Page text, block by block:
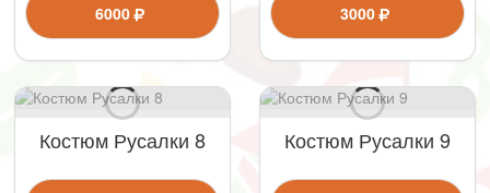
6000 3000
Костюм Русалки 8 Костюм Русалки 9